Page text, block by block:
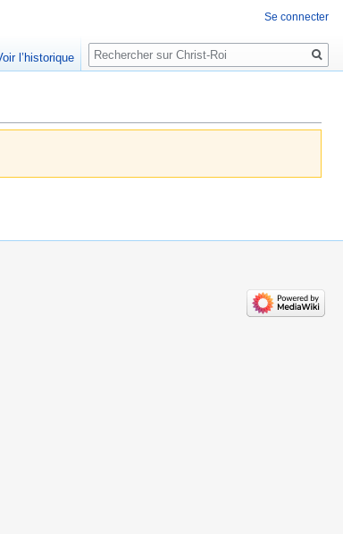
Se connecter
l’historique
Rechercher